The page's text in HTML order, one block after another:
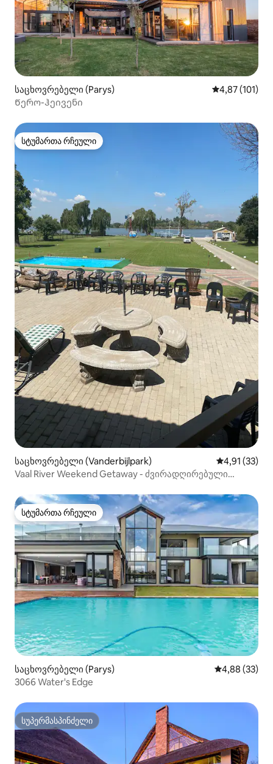
საცხოვრებელი (Parys) საშუალო
4,87 (101)
Წერო-ჰეივენი
სტუმართა რჩეული
სტუმართა რჩეული
საცხოვრებელი (Vanderbijlpark) საშუალო
4,91 (33)
Vaal River Weekend Getaway - ძვირადღირებული
სტუმართა რჩეული
სტუმართა რჩეული
საცხოვრებელი (Parys) საშუალო
4,88 (33)
3066 Water's Edge
სუპერმასპინძელი
სუპერმასპინძელი